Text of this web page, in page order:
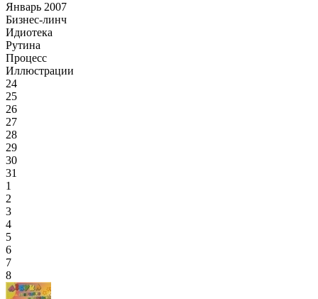
Январь 2007
Бизнес-линч
Идиотека
Рутина
Процесс
Иллюстрации
24
25
26
27
28
29
30
31
1
2
3
4
5
6
7
8